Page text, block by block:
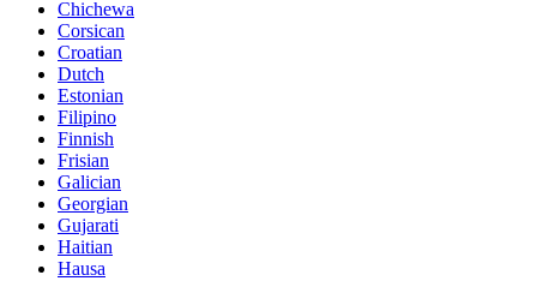
Chichewa
Corsican
Croatian
Dutch
Estonian
Filipino
Finnish
Frisian
Galician
Georgian
Gujarati
Haitian
Hausa